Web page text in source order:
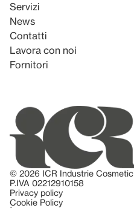
Servizi
News
Contatti
Lavora con noi
Fornitori
© 2026 ICR Industrie
P.IVA 02212910158
Privacy policy
Cookie Policy